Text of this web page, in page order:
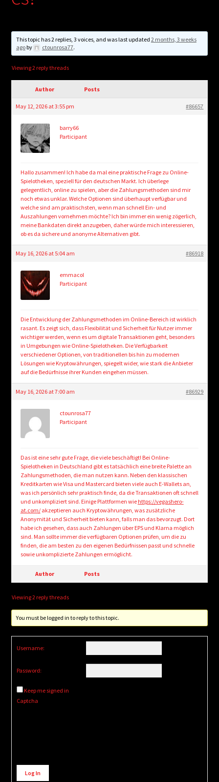
This topic has 2 replies, 3 voices, and was last updated 2 months, 3 weeks
agoby ctounrosa77.
Viewing 2 reply threads
Author Posts
May 12, 2026 at 3:55 pm #86657
barry66
Participant
Hallo zusammen! Ich habe da mal eine praktische Frage zu Online-
Spielotheken, speziell für den deutschen Markt. Ich überlege
gelegentlich, online zu spielen, aber die Zahlungsmethoden sind mir
noch etwas unklar. Welche Optionen sind überhaupt verfügbar und
welche sind am praktischsten, wenn man schnell Ein- und
Auszahlungen vornehmen möchte? Ich bin immer ein wenig zögerlich,
meine Bankdaten direkt anzugeben, daher würde mich interessieren,
ob es da sichere und anonyme Alternativen gibt.
May 16, 2026 at 5:04 am #86918
emmacol
Participant
Die Entwicklung der Zahlungsmethoden im Online-Bereich ist wirklich
rasant. Es zeigt sich, dass Flexibilität und Sicherheit für Nutzer immer
wichtiger werden, wenn es um digitale Transaktionen geht, besonders
in Umgebungen wie Online-Spielotheken. Die Verfügbarkeit
verschiedener Optionen, von traditionellen bis hin zu modernen
Lösungen wie Kryptowährungen, spiegelt wider, wie stark die Anbieter
auf die Bedürfnisse ihrer Kunden eingehen müssen.
May 16, 2026 at 7:00 am #86929
ctounrosa77
Participant
Das ist eine sehr gute Frage, die viele beschäftigt! Bei Online-
Spielotheken in Deutschland gibt es tatsächlich eine breite Palette an
Zahlungsmethoden, die man nutzen kann. Neben den klassischen
Kreditkarten wie Visa und Mastercard bieten viele auch E-Wallets an,
was ich persönlich sehr praktisch finde, da die Transaktionen oft schnell
und unkompliziert sind. Einige Plattformen wie https://vegashero-
at.com/akzeptieren auch Kryptowährungen, was zusätzliche
Anonymität und Sicherheit bieten kann, falls man das bevorzugt. Dort
habe ich gesehen, dass auch Zahlungen über EPS und Klarna möglich
sind. Man sollte immer die verfügbaren Optionen prüfen, um die zu
finden, die am besten zu den eigenen Bedürfnissen passt und schnelle
sowie unkomplizierte Zahlungen ermöglicht.
Author Posts
Viewing 2 reply threads
You must be logged in to reply to this topic.
Username:
Password:
Keep me signed in
Captcha
Alternative:
Log In